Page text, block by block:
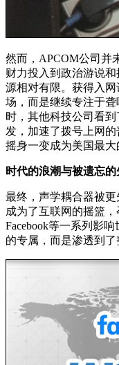
然而，APCOM公司并
财力投入到政治游说
源相对有限。获得入
场，而是继续专注于
时，其他科技公司看
发，加速了拨号上网
摇身一变成为美国最大
时代的浪潮与被遗忘的
最终，声学耦合器被
成为了互联网的摇篮，
Facebook等一系列影
的专属，而是渗透到了